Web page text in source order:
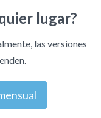
lugar?
las versiones